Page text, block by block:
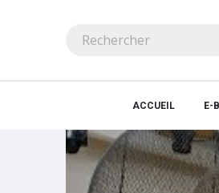
ACCUEIL E-